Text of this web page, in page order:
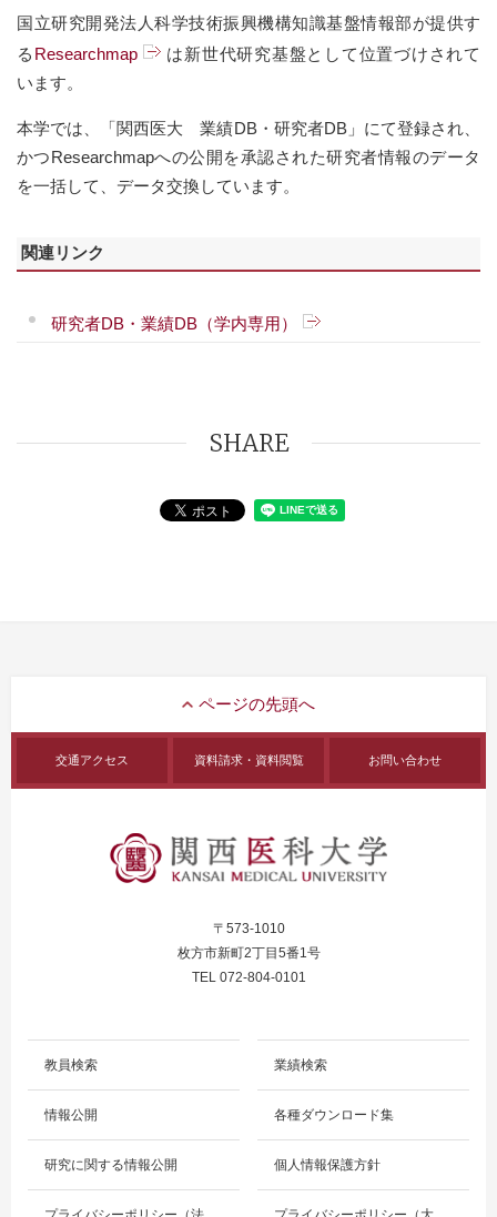
国立研究開発法人科学技術振興機構知識基盤情報部が提供す
る Researchmap
は新世代研究基盤として位置づけされて
います。
本学では、「関西医大 業績DB・研究者DB」にて登録され、
かつResearchmapへの公開を承認された研究者情報のデータ
を一括して、データ交換しています。
関連リンク
研究者DB・業績DB（学内専用）
SHARE
交通アクセス 資料請求・資料閲覧 お問い合わせ
〒573-1010
枚方市新町2丁目5番1号
TEL 072-804-0101
教員検索 業績検索
情報公開 各種ダウンロード集
研究に関する情報公開 個人情報保護方針